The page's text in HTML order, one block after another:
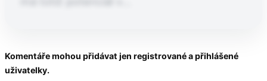
Pokračování článku po kliknutí
Komentáře mohou přidávat jen registrované a přihlášené
uživatelky.